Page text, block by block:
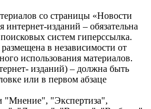
со страницы «Новости
изданий – обязательна
систем гиперссылка.
в независимости от
использования материалов.
изданий) – должна быть
или в первом абзаце
"Мнение", "Экспертиза",